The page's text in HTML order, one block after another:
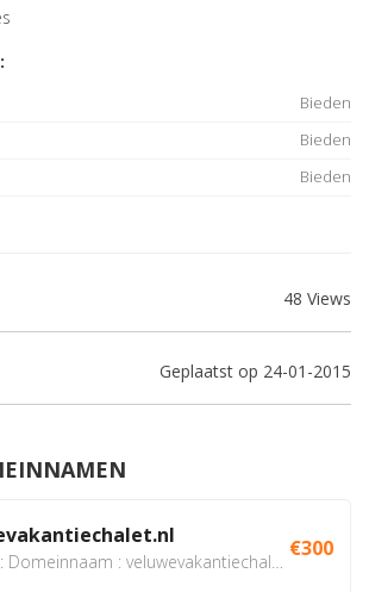
Bieden
Bieden
Bieden
48 Views
Geplaatst op 24-01-2015
€300